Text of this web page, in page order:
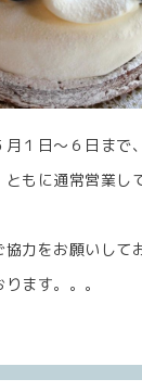
月１日～６日まで
もに通常営業し
力をお願いして
ます。。。